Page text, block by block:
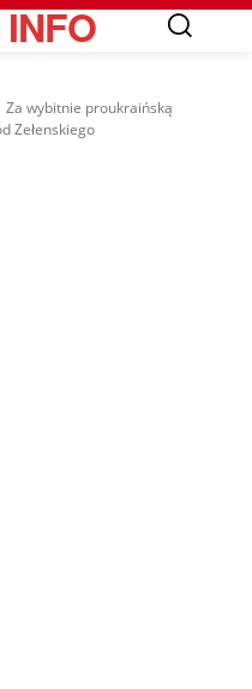
INFO
Za wybitnie proukraińską
Zełenskiego